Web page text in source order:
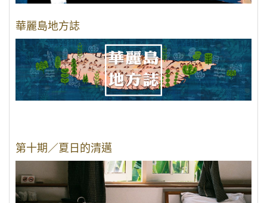
華麗島地方誌
第十期／夏日的清邁